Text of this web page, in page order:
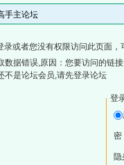
手主论坛
录或者您没有权限访问此页面，
数据错误,原因：您要访问的链
不是论坛会员,请先登录论坛
登
隐